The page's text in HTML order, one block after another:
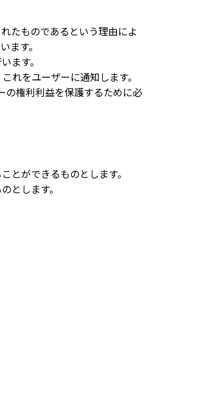
たものであるという理由によ
ます。
ます。
れをユーザーに通知します。
の権利利益を保護するために必
とができるものとします。
とします。